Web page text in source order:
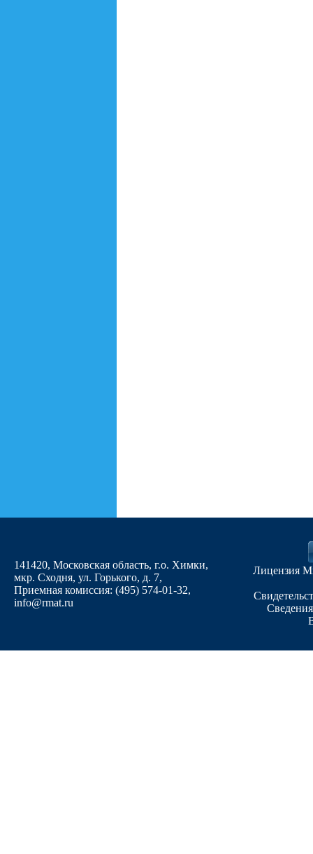
141420, Московская область, г.о. Химки,
мкр. Сходня, ул. Горького, д. 7,
Приемная комиссия: (495) 574-01-32,
info@rmat.ru
Лицензия